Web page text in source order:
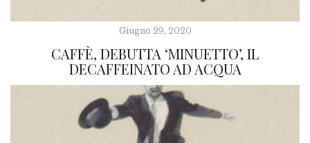
Giugno 29, 2020
CAFFÈ, DEBUTTA ‘MINUETTO’, IL
DECAFFEINATO AD ACQUA